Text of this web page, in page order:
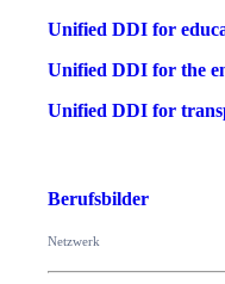
Unified DDI for
Unified DDI for the
Unified DDI for
Berufsbilder
Netzwerk